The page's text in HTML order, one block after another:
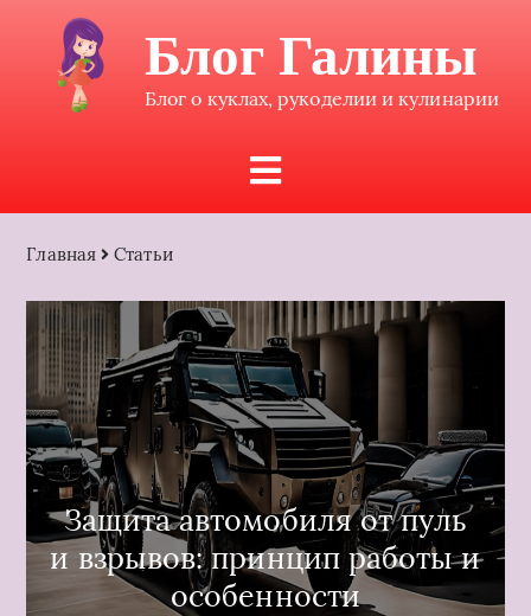
Блог Галины
Блог о куклах, рукоделии и кулинарии
Главная Статьи
Защита автомобиля от пуль
и взрывов: принцип работы и
особенности